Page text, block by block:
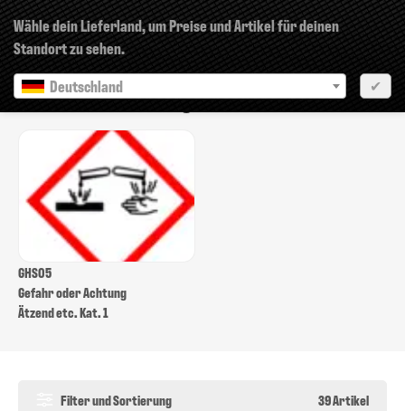
Wähle dein Lieferland, um Preise und Artikel für deinen
Standort zu sehen.
Deutschland
✔
GHS05: Ätzwirkung
GHS05
Gefahr oder Achtung
Ätzend etc. Kat. 1
Filter und Sortierung 39 Artikel